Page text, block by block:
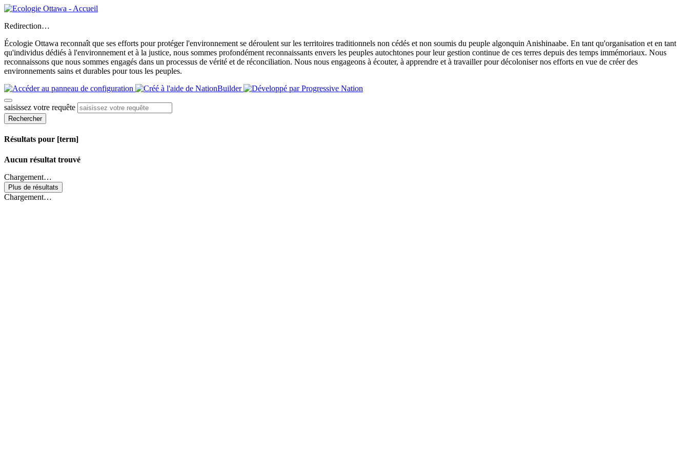
Redirection…
Écologie Ottawa reconnaît que ses efforts pour protéger l'environnement se déroulent sur les territoires traditionnels non cédés et non soumis du peuple algonquin Anishinaabe. En tant qu'organisation et en tant
qu'individus dédiés à l'environnement et à la justice, nous sommes profondément reconnaissants envers les peuples autochtones pour leur gestion continue de ces terres depuis des temps immémoriaux. Nous
reconnaissons que nous sommes engagés dans un processus de vérité et de réconciliation. Nous nous engageons à écouter, à apprendre et à travailler pour décoloniser nos efforts en vue de créer des
environnements sains et durables pour tous les peuples.
saisissez votre requête
Rechercher
Résultats pour [term]
Aucun résultat trouvé
Chargement…
Plus de résultats
Chargement…